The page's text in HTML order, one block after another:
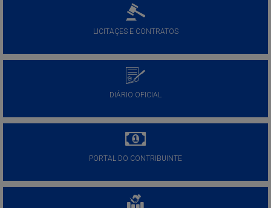
LICITAÇES E CONTRATOS
DIÁRIO OFICIAL
PORTAL DO CONTRIBUINTE